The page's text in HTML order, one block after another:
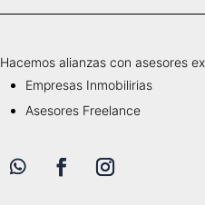
Hacemos alianzas con asesores
Empresas Inmobilirias
Asesores Freelance